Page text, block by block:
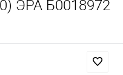
ЭРА Б0018972